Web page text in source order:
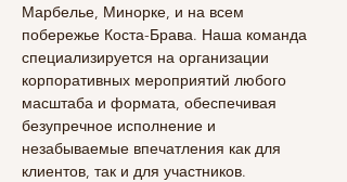
Марбелье, Минорке, и на всем
побережье Коста-Брава. Наша команда
специализируется на организации
корпоративных мероприятий любого
масштаба и формата, обеспечивая
безупречное исполнение и
незабываемые впечатления как для
клиентов, так и для участников.